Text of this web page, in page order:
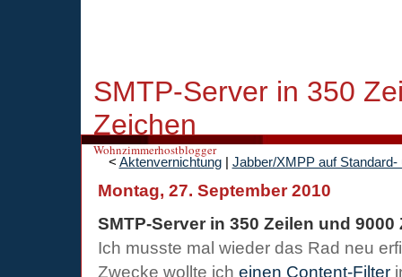
SMTP-Server in 350
Zeichen
Wohnzimmerhostblogger
< Aktenvernichtung | Jabber/XMPP auf
Montag, 27. September 2010
SMTP-Server in 350 Zeilen und 9000
Ich musste mal wieder das Rad neu
Zwecke wollte ich einen Content-Filter